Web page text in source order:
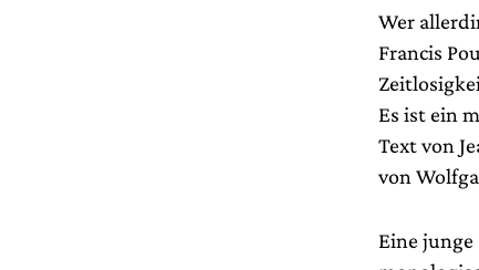
Wer
Francis
Es ist ein
Text von
von
Eine